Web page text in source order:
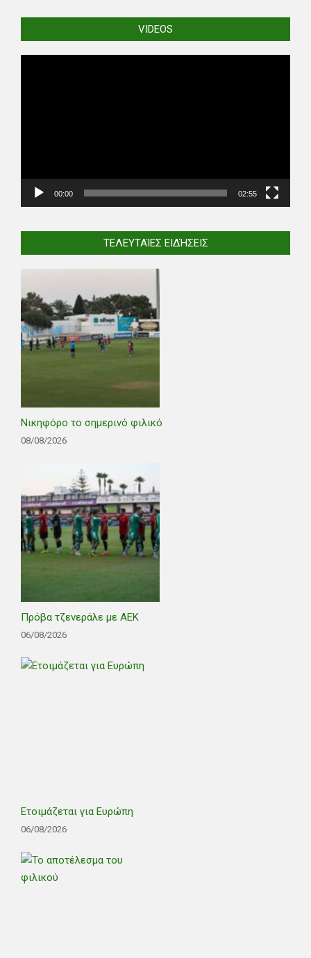
VIDEOS
00:00 02:55
ΤΕΛΕΥΤΑΊΕΣ ΕΙΔΉΣΕΙΣ
Νικηφόρο το σημερινό φιλικό
08/08/2026
Πρόβα τζενεράλε με ΑΕΚ
06/08/2026
Ετοιμάζεται για Ευρώπη
06/08/2026